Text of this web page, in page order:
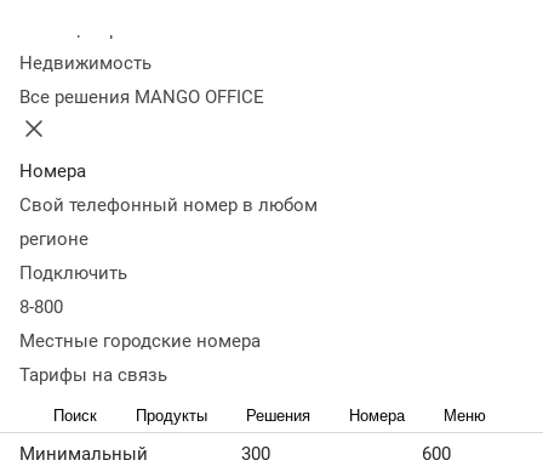
Недвижимость
Все решения MANGO OFFICE
Номера
Свой телефонный номер в любом
регионе
Подключить
8-800
Местные городские номера
Тарифы на связь
Поиск Продукты Решения Номера Меню
Все вызовы оплачивает владелец номера 8‑800.
Тарификация звонка начинается с момента ответа
системы (голосового приветствия, постановки звонка
в очередь, ответа владельца и пр.)
Узнать стоимость и подключить номер в коде 8‑800 вы
можете на странице
Как тарифицируются звонки на 8‑800?
Основные
Пакет 300 Пакет 600
Пакет 2500
Минимальный
300 600